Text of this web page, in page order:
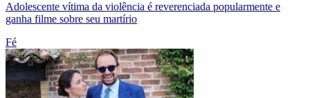
Adolescente vítima da violência é reverenciada popularmente e
ganha filme sobre seu martírio
Fé